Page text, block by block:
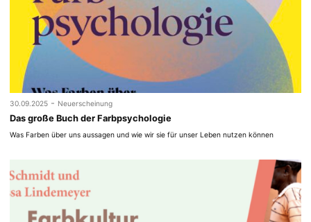
30.09.2025 - Neuerscheinung
Das große Buch der Farbpsychologie
Was Farben über uns aussagen und wie wir sie für unser Leben nutzen können